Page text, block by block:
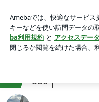
アプリをダウンロードして
ょう。
559